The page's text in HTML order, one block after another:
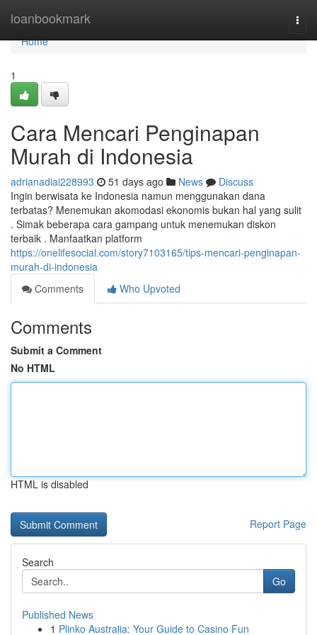
loanbookmark
Home
Home
1
Cara Mencari Penginapan
Murah di Indonesia
adrianadiai228993 51 days ago News
Discuss
Ingin berwisata ke Indonesia namun menggunakan dana
terbatas? Menemukan akomodasi ekonomis bukan hal yang sulit
. Simak beberapa cara gampang untuk menemukan diskon
terbaik . Manfaatkan platform
https://onelifesocial.com/story7103165/tips-mencari-penginapan-
murah-di-indonesia
Comments
Who Upvoted
Comments
Submit a Comment
No HTML
HTML is disabled
Report Page
Search
Go
Published News
1 Plinko Australia: Your Guide to Casino Fun